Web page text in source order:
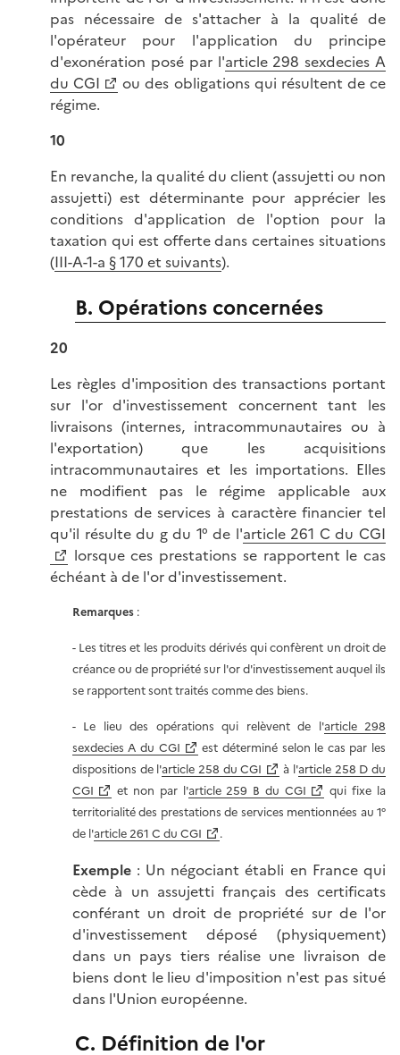
pas nécessaire de s'attacher à la qualité de
l'opérateur pour l'application du principe
d'exonération posé par l'article 298 sexdecies A
du CGI
ou des obligations qui résultent de ce
régime.
10
En revanche, la qualité du client (assujetti ou non
assujetti) est déterminante pour apprécier les
conditions d'application de l'option pour la
taxation qui est offerte dans certaines situations
(III-A-1-a § 170 et suivants).
B. Opérations concernées
20
Les règles d'imposition des transactions portant
sur l'or d'investissement concernent tant les
livraisons (internes, intracommunautaires ou à
l'exportation) que les acquisitions
intracommunautaires et les importations. Elles
ne modifient pas le régime applicable aux
prestations de services à caractère financier tel
qu'il résulte du g du 1° de l'article 261 C du CGI
lorsque ces prestations se rapportent le cas
échéant à de l'or d'investissement.
Remarques:
- Les titres et les produits dérivés qui confèrent un droit de
créance ou de propriété sur l'or d'investissement auquel ils
se rapportent sont traités comme des biens.
- Le lieu des opérations qui relèvent de l'article 298
sexdecies A du CGI
est déterminé selon le cas par les
dispositions de l'article 258 du CGI à l'article 258 D du
CGI
et non par l'article 259 B du CGI
qui fixe la
territorialité des prestations de services mentionnées au 1°
de l'article 261 C du CGI .
Exemple : Un négociant établi en France qui
cède à un assujetti français des certificats
conférant un droit de propriété sur de l'or
d'investissement déposé (physiquement)
dans un pays tiers réalise une livraison de
biens dont le lieu d'imposition n'est pas situé
dans l'Union européenne.
C. Définition de l'or